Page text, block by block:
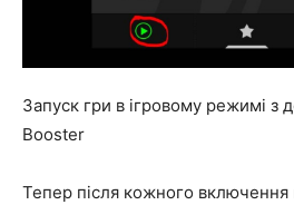
Запуск гри в ігровому режимі з
Booster
Тепер після кожного включення